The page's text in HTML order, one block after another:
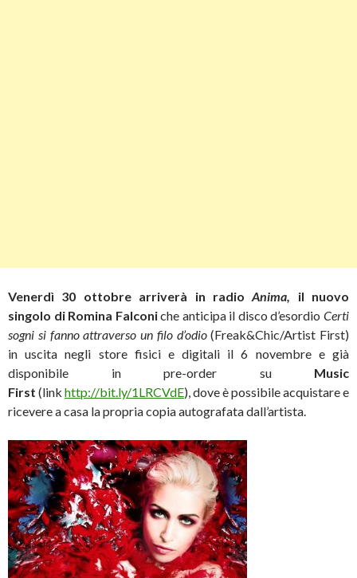
Venerdì 30 ottobre arriverà in radioAnima, il nuovo
singolo di Romina Falconiche anticipa il disco d’esordioCerti
sogni si fanno attraverso un filo d’odio (Freak&Chic/Artist First)
in uscita negli store fisici e digitali il 6 novembre e già
disponibile in pre-order su Music
First (link http://bit.ly/1LRCVdE), dove è possibile acquistare e
ricevere a casa la propria copia autografata dall’artista.